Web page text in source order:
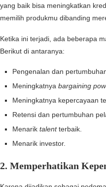
yang baik bisa meningkatkan
memilih produkmu dibanding
Ketika ini terjadi, ada beberapa
Berikut di antaranya:
Pengenalan dan
Meningkatnya bargaining
Meningkatnya kepercayaan
Retensi dan pertumbuhan
Menarik talentterbaik.
Menarik investor.
2. Memperhatikan